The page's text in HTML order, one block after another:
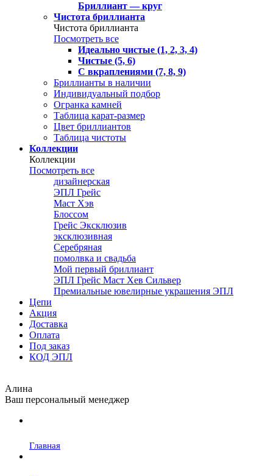
Бриллиант — круг
Чистота бриллианта
Чистота бриллианта
Посмотреть все
Идеально чистые (1, 2, 3, 4)
Чистые (5, 6)
С вкраплениями (7, 8, 9)
Бриллианты в наличии
Индивидуальный подбор
Огранка камней
Таблица карат-размер
Цвет бриллиантов
Таблица чистоты
Коллекции
Коллекции
Посмотреть все
дизайнерская
ЭПЛ Грейс
Маст Хэв
Блоссом
Грейс Эксклюзив
эксклюзивная
Серебряная
помолвка и свадьба
Мой первый бриллиант
ЭПЛ Грейс Маст Хев Сильвер
Премиальные ювелирные украшения ЭПЛ
Цепи
Акция
Доставка
Оплата
Под заказ
КОД ЭПЛ
Алина
Ваш персональный менеджер
Главная